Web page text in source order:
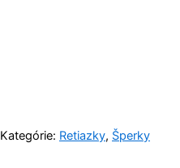
Kategórie: Retiazky, Šperky